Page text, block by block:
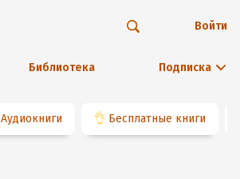
Библиотека Подписка
Войти
Аудиокниги 👌 Бесплатные книги